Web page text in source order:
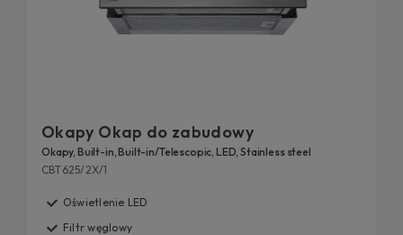
Okapy Okap do zabudowy
Okapy, Built-in, Built-in/Telescopic, LED, Stainless steel
CBT625/2X/1
Oświetlenie LED
Filtr węglowy